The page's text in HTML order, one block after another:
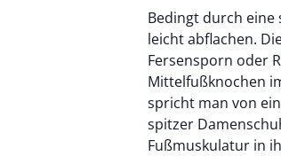
Bedingt durch eine
leicht abflachen.
Fersensporn oder
Mittelfußknochen
spricht man von
spitzer
Fußmuskulatur in